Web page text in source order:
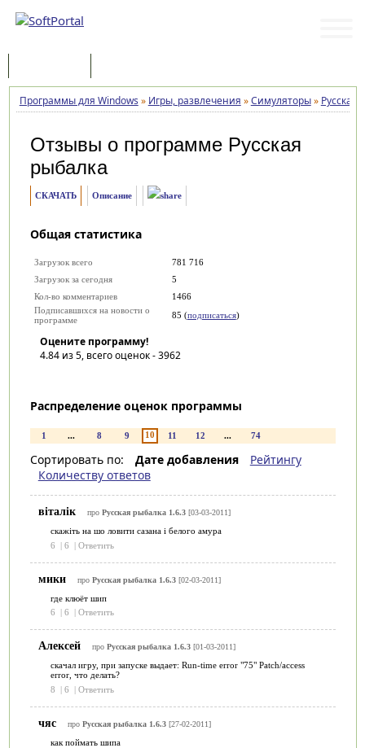
Программы для Windows » Игры, развлечения »Симуляторы» Русская
Отзывы о программе Русская
рыбалка
СКАЧАТЬ Описание
Общая статистика
Загрузок всего
781 716
Загрузок за сегодня
5
Кол-во комментариев
1466
Подписавшихся на новости о
программе
85 (подписаться)
Оцените программу!
4.84из 5, всего оценок -3962
Распределение оценок программы
1 ... 8 9 10 11 12 ... 74
Сортировать по: Дате добавления
Рейтингу
Количеству ответов
віталік про Русская рыбалка 1.6.3[03-03-2011]
скажіть на шо ловити сазана і белого амура
6
| 6 | Ответить
мики про Русская рыбалка 1.6.3[02-03-2011]
где клюёт шип
6
| 6 | Ответить
Алексей про Русская рыбалка 1.6.3[01-03-2011]
скачал игру, при запуске выдает: Run-time error "75" Patch/access
error, что делать?
8
| 6 | Ответить
чяс про Русская рыбалка 1.6.3[27-02-2011]
как поймать шипа